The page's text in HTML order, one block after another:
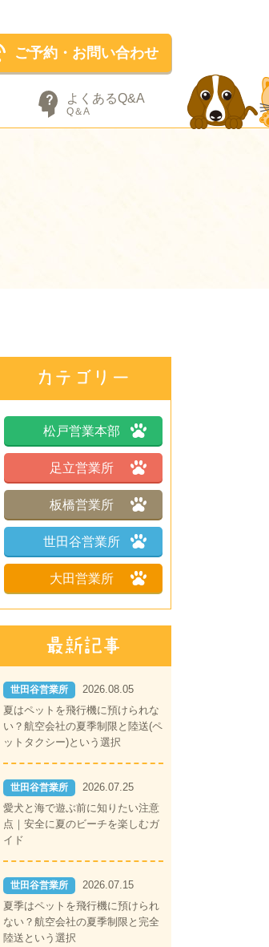
ご予約・お問い合わせ
よくあるQ&A
Q＆A
松戸営業本部
足立営業所
板橋営業所
世田谷営業所
大田営業所
世田谷営業所
2026.08.05
夏はペットを飛行機に預けられな
い？航空会社の夏季制限と陸送(ペ
ットタクシー)という選択
世田谷営業所
2026.07.25
愛犬と海で遊ぶ前に知りたい注意
点｜安全に夏のビーチを楽しむガ
イド
世田谷営業所
2026.07.15
夏季はペットを飛行機に預けられ
ない？航空会社の夏季制限と完全
陸送という選択